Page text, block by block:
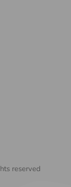
reserved